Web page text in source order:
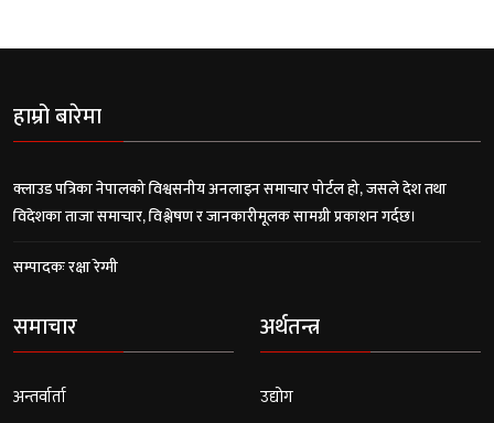
हाम्रो बारेमा
क्लाउड पत्रिका नेपालको विश्वसनीय अनलाइन समाचार पोर्टल हो, जसले देश तथा
विदेशका ताजा समाचार, विश्लेषण र जानकारीमूलक सामग्री प्रकाशन गर्दछ।
सम्पादकः रक्षा रेग्मी
समाचार
अन्तर्वार्ता
अर्थतन्त्र
उद्योग